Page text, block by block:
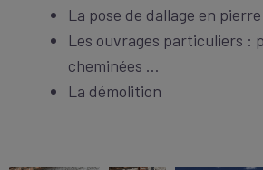
La pose de dallage en
Les ouvrages particuliers :
cheminées …
La démolition